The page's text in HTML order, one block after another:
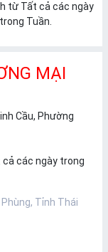
từ Tất cả các ngày
trong Tuần.
MẠI
Cầu, Phường
các ngày trong
Phùng, Tỉnh Thái